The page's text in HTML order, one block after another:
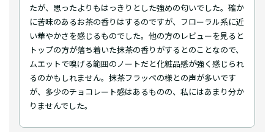
たが、思ったよりもはっきりとした強めの匂いでした。確か
に苦味のあるお茶の香りはするのですが、フローラル系に近
い華やかさを感じるものでした。他の方のレビューを見ると
トップの方が落ち着いた抹茶の香りがするとのことなので、
ムエットで嗅げる範囲のノートだと化粧品感が強く感じられ
るのかもしれません。抹茶フラッペの様との声が多いです
が、多少のチョコレート感はあるものの、私にはあまり分か
りませんでした。